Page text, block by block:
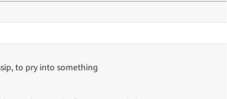
to pry into something